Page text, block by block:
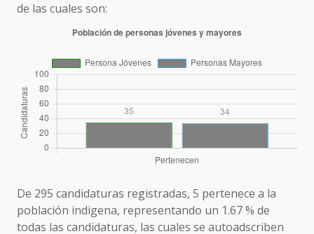
de las cuales son:
De 295 candidaturas registradas, 5 pertenece a la
población indigena, representando un 1.67 % de
todas las candidaturas, las cuales se autoadscriben